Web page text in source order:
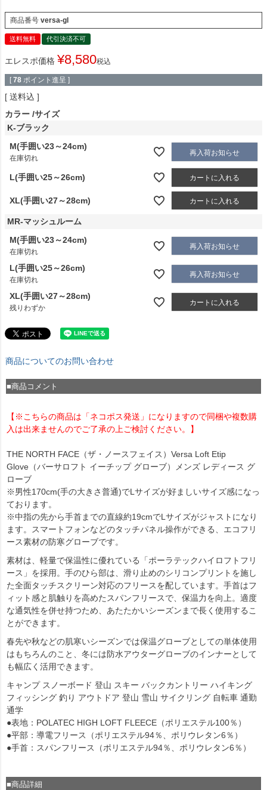
商品番号 versa-gl
送料無料 代引決済不可
エレスポ価格 ¥8,580税込
[ 78 ポイント進呈 ]
送料込
カラー サイズ
K-ブラック
M(手囲い23～24cm)
在庫切れ
再入荷お知らせ
L(手囲い25～26cm) カートに入れる
XL(手囲い27～28cm) カートに入れる
MR-マッシュルーム
M(手囲い23～24cm)
在庫切れ
再入荷お知らせ
L(手囲い25～26cm)
在庫切れ
再入荷お知らせ
XL(手囲い27～28cm)
残りわずか
カートに入れる
商品についてのお問い合わせ
■商品コメント
【※こちらの商品は「ネコポス発送」になりますので同梱や複数購
入は出来ませんのでご了承の上ご検討ください。】
THE NORTH FACE（ザ・ノースフェイス）Versa Loft Etip
Glove（バーサロフト イーチップ グローブ）メンズ レディース グ
ローブ
※男性170cm(手の大きさ普通)でLサイズが好ましいサイズ感になっ
ております。
※中指の先から手首までの直線約19cmでLサイズがジャストになり
ます。スマートフォンなどのタッチパネル操作ができる、エコフリ
ース素材の防寒グローブです。
素材は、軽量で保温性に優れている「ポーラテックハイロフトフリ
ース」を採用。手のひら部は、滑り止めのシリコンプリントを施し
た全面タッチスクリーン対応のフリースを配しています。手首はフ
ィット感と肌触りを高めたスパンフリースで、保温力を向上。適度
な通気性を併せ持つため、あたたかいシーズンまで長く使用するこ
とができます。
春先や秋などの肌寒いシーズンでは保温グローブとしての単体使用
はもちろんのこと、冬には防水アウターグローブのインナーとして
も幅広く活用できます。
キャンプ スノーボード 登山 スキー バックカントリー ハイキング
フィッシング 釣り アウトドア 登山 雪山 サイクリング 自転車 通勤
通学
●表地：POLATEC HIGH LOFT FLEECE（ポリエステル100％）
●平部：導電フリース（ポリエステル94％、ポリウレタン6％）
●手首：スパンフリース（ポリエステル94％、ポリウレタン6％）
■商品詳細